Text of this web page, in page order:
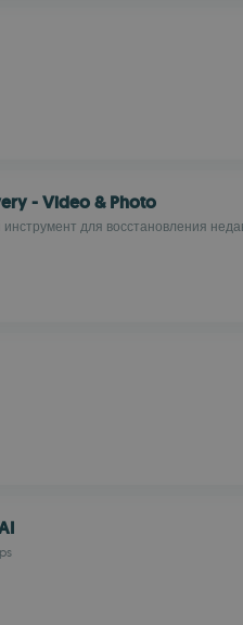
- Video & Photo
для восстановления